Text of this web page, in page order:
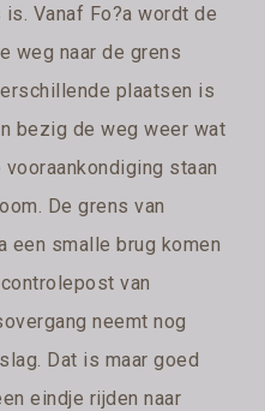
Vanaf Fo?a wordt de
weg naar de grens
plaatsen is
bezig de weg weer wat
staan
De grens van
een smalle brug komen
van
neemt nog
Dat is maar goed
eindje rijden naar